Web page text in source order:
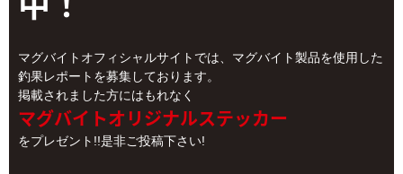
マグバイトオフィシャルサイトでは、マグバイト製品を使用した
釣果レポートを募集しております。
掲載されました方にはもれなく
マグバイトオリジナルステッカー
をプレゼント!!是非ご投稿下さい!